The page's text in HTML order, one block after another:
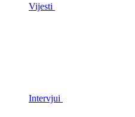
Vijesti
Intervjui